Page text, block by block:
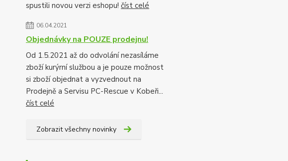
spustili novou verzi eshopu! číst celé
06.04.2021
Objednávky na POUZE prodejnu!
Od 1.5.2021 až do odvolání nezasíláme
zboží kurýrní službou a je pouze možnost
si zboží objednat a vyzvednout na
Prodejně a Servisu PC-Rescue v Kobeři...
číst celé
Zobrazit všechny novinky